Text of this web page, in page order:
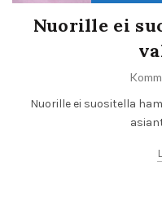
Nuorille ei
Nuorille ei suositella